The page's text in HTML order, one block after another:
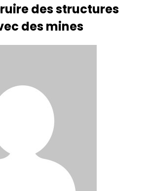
des structures
des mines